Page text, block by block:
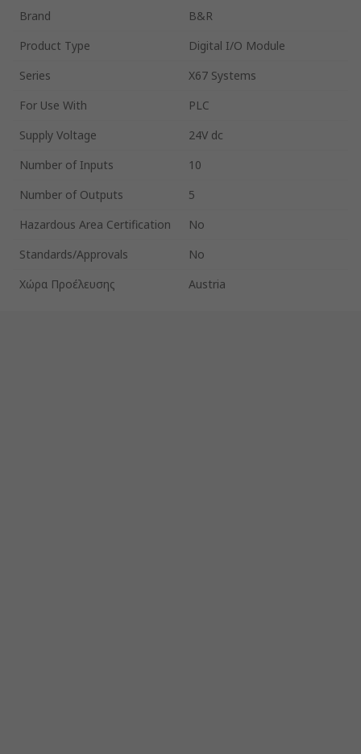
Brand
B&R
Product Type
Digital I/O Module
Series
X67 Systems
For Use With
PLC
Supply Voltage
24V dc
Number of Inputs
10
Number of Outputs
5
Hazardous Area Certification
No
Standards/Approvals
No
Χώρα Προέλευσης
Austria